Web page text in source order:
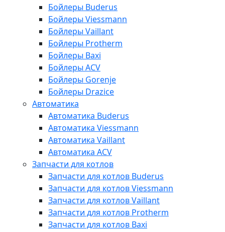
Бойлеры Buderus
Бойлеры Viessmann
Бойлеры Vaillant
Бойлеры Protherm
Бойлеры Baxi
Бойлеры ACV
Бойлеры Gorenje
Бойлеры Drazice
Автоматика
Автоматика Buderus
Автоматика Viessmann
Автоматика Vaillant
Автоматика ACV
Запчасти для котлов
Запчасти для котлов Buderus
Запчасти для котлов Viessmann
Запчасти для котлов Vaillant
Запчасти для котлов Protherm
Запчасти для котлов Baxi